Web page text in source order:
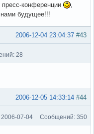
пресс-конференции
нами будущее!!!
#43
2006-12-04 23:04:37
28
#44
2006-12-05 14:33:14
2006-07-04 Сообщений: 350